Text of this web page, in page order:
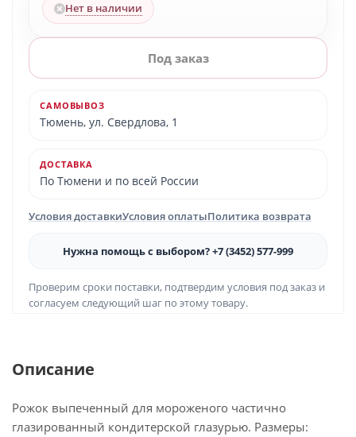
Нет в наличии
Под заказ
САМОВЫВОЗ
Тюмень, ул. Свердлова, 1
ДОСТАВКА
По Тюмени и по всей России
Условия доставкиУсловия оплатыПолитика возврата
Нужна помощь с выбором? +7 (3452) 577-999
Проверим сроки поставки, подтвердим условия под заказ и
согласуем следующий шаг по этому товару.
Описание
Рожок выпеченный для мороженого частично
глазированный кондитерской глазурью. Размеры: